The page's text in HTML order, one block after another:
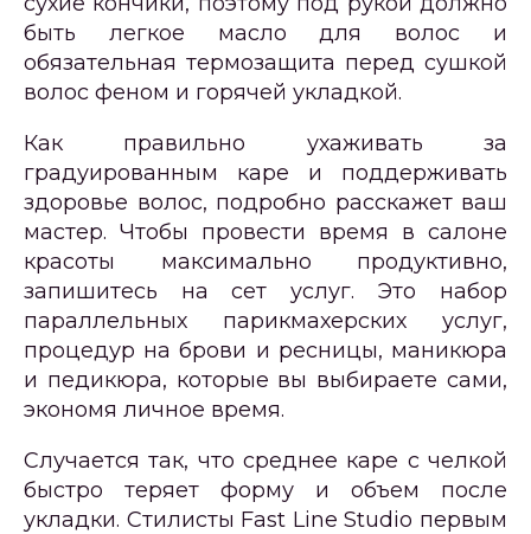
быть легкое масло для волос и
обязательная термозащита перед сушкой
волос феном и горячей укладкой.
Как правильно ухаживать за
градуированным каре и поддерживать
здоровье волос, подробно расскажет ваш
мастер. Чтобы провести время в салоне
красоты максимально продуктивно,
запишитесь на сет услуг. Это набор
параллельных парикмахерских услуг,
процедур на брови и ресницы, маникюра
и педикюра, которые вы выбираете сами,
экономя личное время.
Случается так, что среднее каре с челкой
быстро теряет форму и объем после
укладки. Стилисты Fast Line Studio первым